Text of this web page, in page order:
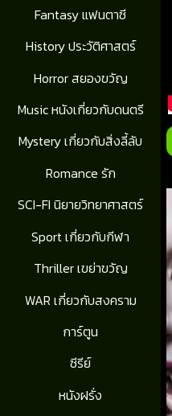
Fantasy แฟนตาซี
History ประวัติศาสตร์
Horror สยองขวัญ
Music หนังเกี่ยวกับดนตรี
Mystery เกี่ยวกับสิ่งลี้ลับ
Romance รัก
SCI-FI นิยายวิทยาศาสตร์
Sport เกี่ยวกับกีฬา
Thriller เขย่าขวัญ
WAR เกี่ยวกับสงคราม
การ์ตูน
ซีรีย์
หนังฝรั่ง